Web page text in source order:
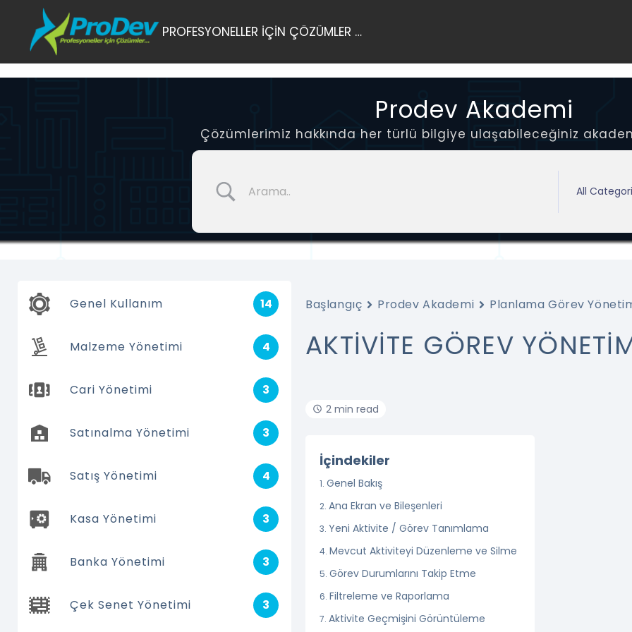
content
PROFESYONELLER İÇİN ÇÖZÜMLER …
Prodev Akademi
Çözümlerimiz hakkında her türlü bilgiye ulaşabileceğiniz
Genel Kullanım 14
Malzeme Yönetimi 4
Cari Yönetimi 3
Satınalma Yönetimi 3
Satış Yönetimi 4
Kasa Yönetimi 3
Banka Yönetimi 3
Çek Senet Yönetimi 3
Başlangıç Prodev Akademi Planlama Görev
AKTIVITE GÖREV
2 min read
İçindekiler
Genel Bakış
Ana Ekran ve Bileşenleri
Yeni Aktivite / Görev Tanımlama
Mevcut Aktiviteyi Düzenleme ve Silme
Görev Durumlarını Takip Etme
Filtreleme ve Raporlama
Aktivite Geçmişini Görüntüleme